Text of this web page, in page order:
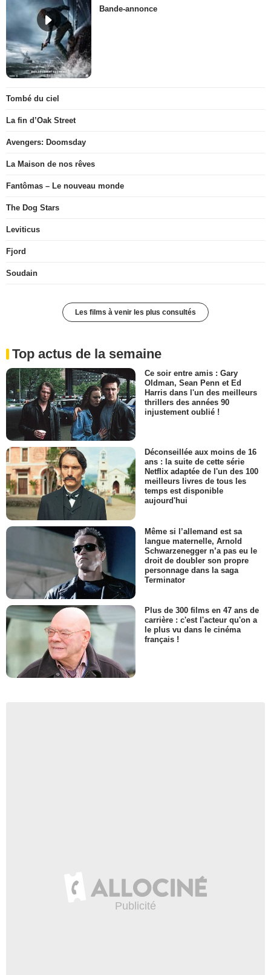
Bande-annonce
Tombé du ciel
La fin d’Oak Street
Avengers: Doomsday
La Maison de nos rêves
Fantômas – Le nouveau monde
The Dog Stars
Leviticus
Fjord
Soudain
Les films à venir les plus consultés
Top actus de la semaine
Ce soir entre amis : Gary
Oldman, Sean Penn et Ed
Harris dans l'un des meilleurs
thrillers des années 90
injustement oublié !
Déconseillée aux moins de 16
ans : la suite de cette série
Netflix adaptée de l'un des 100
meilleurs livres de tous les
temps est disponible
aujourd'hui
Même si l’allemand est sa
langue maternelle, Arnold
Schwarzenegger n’a pas eu le
droit de doubler son propre
personnage dans la saga
Terminator
Plus de 300 films en 47 ans de
carrière : c'est l'acteur qu'on a
le plus vu dans le cinéma
français !